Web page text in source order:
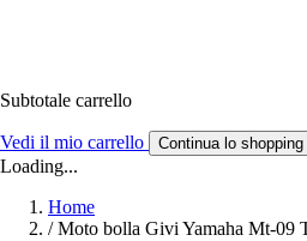
Subtotale carrello
Vedi il mio carrello Continua lo shopping
Loading...
Home
/ Moto bolla Givi Yamaha Mt-09